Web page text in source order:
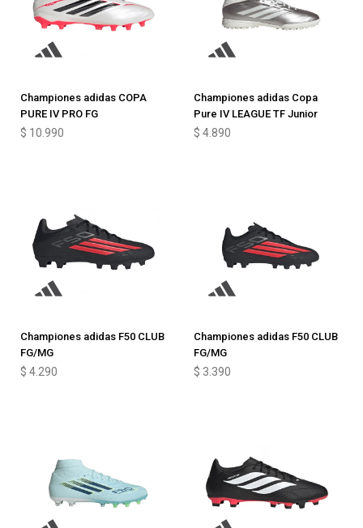
Championes adidas COPA
PURE IV PRO FG
$ 10.990
Championes adidas Copa
Pure IV LEAGUE TF Junior
$ 4.890
Championes adidas F50 CLUB
FG/MG
$ 4.290
Championes adidas F50 CLUB
FG/MG
$ 3.390